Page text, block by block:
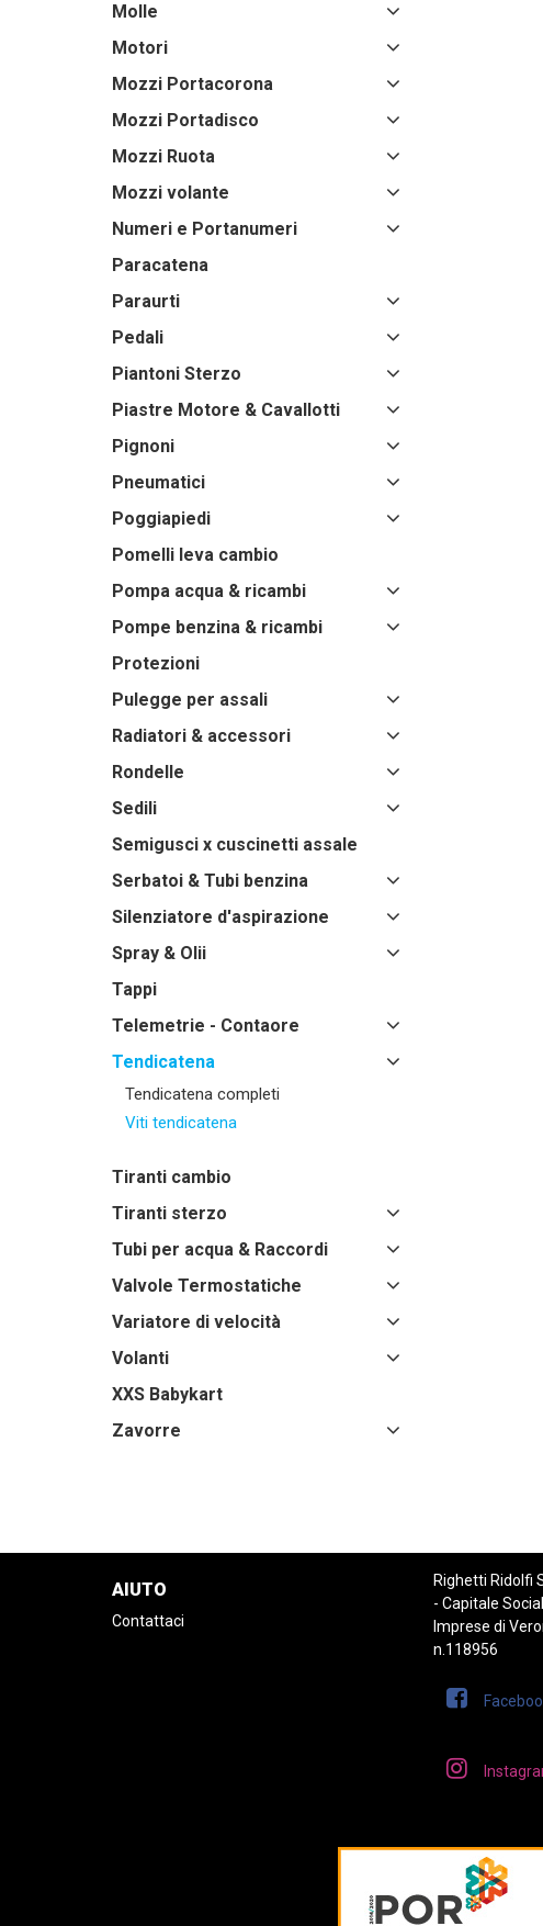
Molle
Motori
Mozzi Portacorona
Mozzi Portadisco
Mozzi Ruota
Mozzi volante
Numeri e Portanumeri
Paracatena
Paraurti
Pedali
Piantoni Sterzo
Piastre Motore & Cavallotti
Pignoni
Pneumatici
Poggiapiedi
Pomelli leva cambio
Pompa acqua & ricambi
Pompe benzina & ricambi
Protezioni
Pulegge per assali
Radiatori & accessori
Rondelle
Sedili
Semigusci x cuscinetti assale
Serbatoi & Tubi benzina
Silenziatore d'aspirazione
Spray & Olii
Tappi
Telemetrie - Contaore
Tendicatena
Tendicatena completi
Viti tendicatena
Tiranti cambio
Tiranti sterzo
Tubi per acqua & Raccordi
Valvole Termostatiche
Variatore di velocità
Volanti
XXS Babykart
Zavorre
AIUTO
Contattaci
Righetti Ridolfi
- Capitale
Imprese di
n.118956